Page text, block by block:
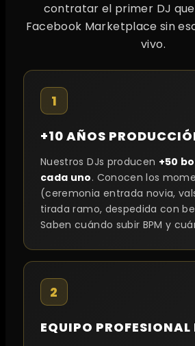
contratar el primer DJ
Facebook Marketplace sin
vivo.
1
+10 AÑOS
Nuestros DJs producen +50
cada uno. Conocen los
(ceremonia entrada novia,
tirada ramo, despedida con
Saben cuándo subir BPM y
2
EQUIPO